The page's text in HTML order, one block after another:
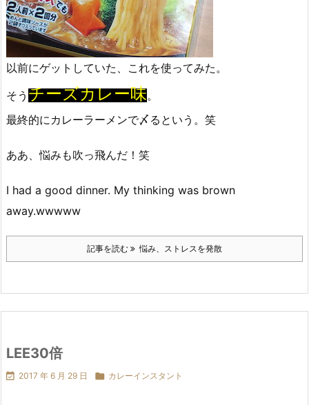
以前にゲットしていた、これを使ってみた。
そう チーズカレー味。
最終的にカレーラーメンで〆るという。笑
ああ、悩みも吹っ飛んだ！笑
I had a good dinner. My thinking was brown
away.wwwww
記事を読む 悩み、ストレスを発散
LEE30倍
 2017 年 6 月 29 日  カレーインスタント